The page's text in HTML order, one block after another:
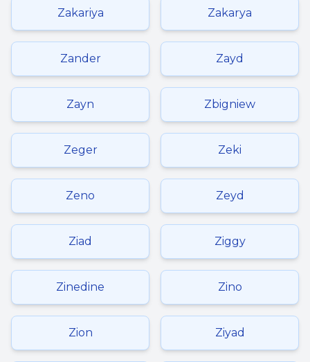
Zakariya Zakarya
Zander Zayd
Zayn Zbigniew
Zeger Zeki
Zeno Zeyd
Ziad Ziggy
Zinedine Zino
Zion Ziyad